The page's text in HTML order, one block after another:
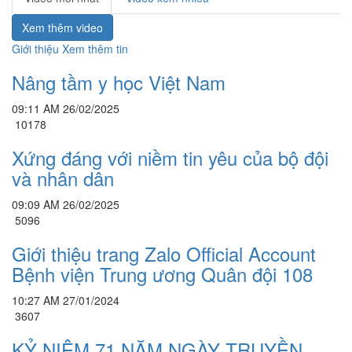
Xem thêm video
Giới thiệu Xem thêm tin
Nâng tầm y học Việt Nam
09:11 AM 26/02/2025
10178
Xứng đáng với niềm tin yêu của bộ đội
và nhân dân
09:09 AM 26/02/2025
5096
Giới thiệu trang Zalo Official Account
Bệnh viện Trung ương Quân đội 108
10:27 AM 27/01/2024
3607